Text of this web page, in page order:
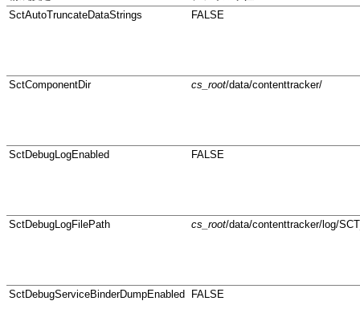
SctAutoTruncateDataStrings
FALSE
SctComponentDir cs_root/data/contenttracker/
SctDebugLogEnabled FALSE
SctDebugLogFilePath cs_root/data/contenttracker/log/
SctDebugServiceBinderDumpEnabled FALSE